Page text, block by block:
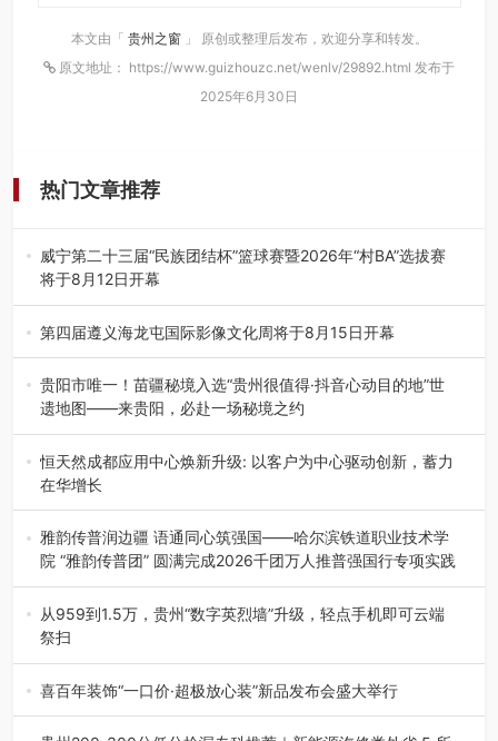
本文由「 贵州之窗 」 原创或整理后发布，欢迎分享和转发。
原文地址： https://www.guizhouzc.net/wenlv/29892.html 发布于
2025年6月30日
热门文章推荐
威宁第二十三届“民族团结杯”篮球赛暨2026年“村BA”选拔赛
将于8月12日开幕
8月7日，威宁彝族回族苗族自治县第二十三届“民族团结
杯”篮球赛暨2026年“村B…
第四届遵义海龙屯国际影像文化周将于8月15日开幕
8月7日，第四届遵义海龙屯国际影像文化周媒体通气会在世
界文化遗产地海龙屯核心景区…
贵阳市唯一！苗疆秘境入选“贵州很值得·抖音心动目的地”世
遗地图——来贵阳，必赴一场秘境之约
2026年7月21日，2026年“贵州很值得”暨抖音“心动目的
地”（贵州站）主题…
恒天然成都应用中心焕新升级: 以客户为中心驱动创新，蓄力
在华增长
融合全球研发实力与本土洞察，深化客户共创，赋能西南市
场创新发展 （7月27日，成…
雅韵传普润边疆 语通同心筑强国——哈尔滨铁道职业技术学
院 “雅韵传普团” 圆满完成2026千团万人推普强国行专项实践
为扎实推进2026“千团万人推普强国行”大学生暑期社会实
践，牢牢紧扣 “雅韵传普…
从959到1.5万，贵州“数字英烈墙”升级，轻点手机即可云端
祭扫
八一建军节到来之际，由贵州省退役军人事务厅指导，贵阳
市退役军人事务局联合贵州广电…
喜百年装饰“一口价·超极放心装”新品发布会盛大举行
2026年7月31日，喜百年装饰“一口价·超极放心装”新品发布
会在贵阳隆重举行。…